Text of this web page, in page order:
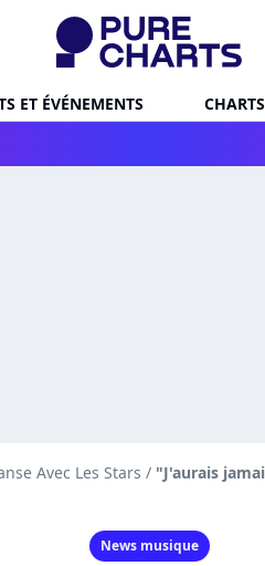
ET ÉVÉNEMENTS CHARTS
Avec Les Stars / "J'aurais
News musique